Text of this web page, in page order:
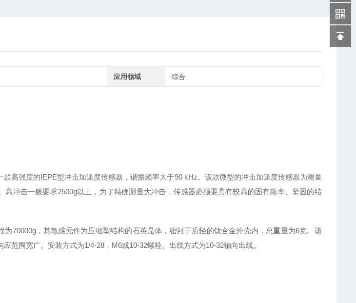
应用领域 综合
高强度的IEPE型冲击加速度传感器，谐振频率大于90 kHz。该款微型的冲击加速度传感器为测量
高冲击一般要求2500g以上，为了精确测量大冲击，传感器必须要具有较高的固有频率、坚固的结
70000g，其敏感元件为压缩型结构的石英晶体，密封于质轻的钛合金外壳内，总重量为6克。该
范围宽广。安装方式为1/4-28，M6或10-32螺栓。出线方式为10-32轴向出线。